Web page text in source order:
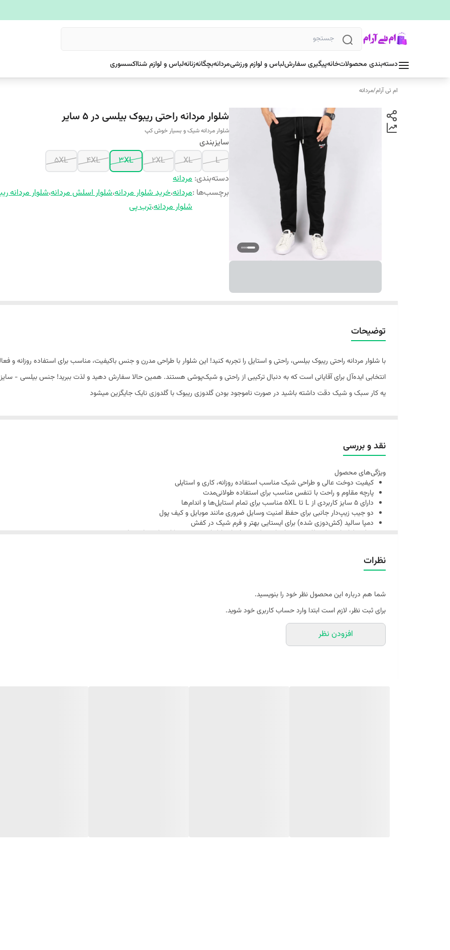
دسته‌بندی محصولاتخانهپیگیری سفارشلباس و لوازم ورزشیمردانهبچگانهزنانهلباس و لوازم شنااکسسوری
ام تی آرام/مردانه
شلوار مردانه راحتی ریبوک بیلسی در 5 سایر
شلوار مردانه شیک و بسیار خوش کپ
سایزبندی
L
XL
2XL
3XL
4XL
5XL
دسته‌بندی: مردانه
برچسب‌ها :مردانه،خرید شلوار مردانه،شلوار اسلش مردانه،شلوار مردانه
شلوار مردانه،ترب پی
توضیحات
با شلوار مردانه راحتی ریبوک بیلسی، راحتی و استایل را تجربه کنید! این شلوار با طراحی مدرن و جنس باکیفیت، مناسب برای استفاده
یه کار سبک و شیک دقت داشته باشید در صورت ناموجود بودن گلدوزی ریبوک با گلدوزی نایک جایگزین میشود
نقد و بررسی
ویژگی‌های محصول
کیفیت دوخت عالی و طراحی شیک مناسب استفاده روزانه، کاری و استایلی
پارچه مقاوم و راحت با تنفس مناسب برای استفاده طولانی‌مدت
دارای ۵ سایز کاربردی از L تا 5XL مناسب برای تمام استایل‌ها و اندام‌ها
دو جیب زیپ‌دار جانبی برای حفظ امنیت وسایل ضروری مانند موبایل و کیف پول
دمپا سالید (کش‌دوزی شده) برای ایستایی بهتر و فرم شیک در کفش
مدل شلوار راسته که ظاهر مرتب ایجاد می‌کند و برای استایل اسپرت و نیمه‌کلاسیک مناسب است
سایز لارج - قد شلولر 99 سانت دمپا 15 فاق 36 پهنا 27 دور ران 54
سایز 2XL - قد شلولر 106 سانت دمپا 16 فاق 37 پهنا 30 دور ران 60
نظرات
شما هم درباره این محصول نظر خود را بنویسید.
برای ثبت نظر، لازم است ابتدا وارد حساب کاربری خود شوید.
افزودن نظر